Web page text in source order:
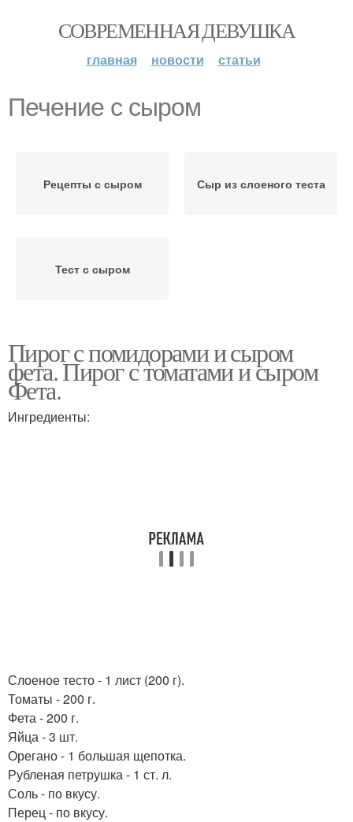
СОВРЕМЕННАЯ ДЕВУШКА
главная новости статьи
Печение с сыром
Рецепты с сыром Сыр из слоеного теста
Тест с сыром
Пирог с помидорами и сыром
фета. Пирог с томатами и сыром
Фета.
Ингредиенты:
Слоеное тесто - 1 лист (200 г).
Томаты - 200 г.
Фета - 200 г.
Яйца - 3 шт.
Орегано - 1 большая щепотка.
Рубленая петрушка - 1 ст. л.
Соль - по вкусу.
Перец - по вкусу.